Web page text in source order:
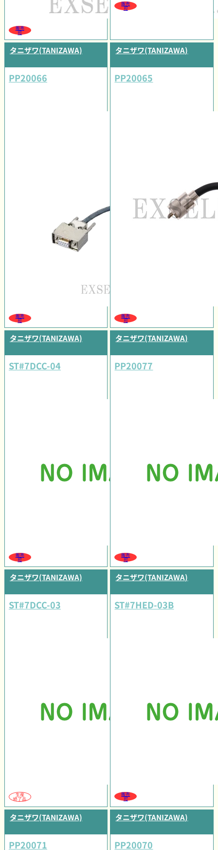
販売
可
販売
可
タニザワ(TANIZAWA)
PP20066
販売
可
タニザワ(TANIZAWA)
PP20065
販売
可
タニザワ(TANIZAWA)
ST#7DCC-04
販売
可
タニザワ(TANIZAWA)
PP20077
販売
可
タニザワ(TANIZAWA)
ST#7DCC-03
生産
終了品
タニザワ(TANIZAWA)
ST#7HED-03B
販売
可
タニザワ(TANIZAWA)
PP20071
タニザワ(TANIZAWA)
PP20070